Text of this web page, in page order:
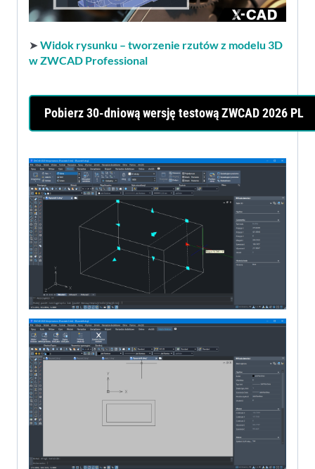
➤ Widok rysunku – tworzenie rzutów z modelu 3D
w ZWCAD Professional
Pobierz 30-dniową wersję testową ZWCAD 2026 PL